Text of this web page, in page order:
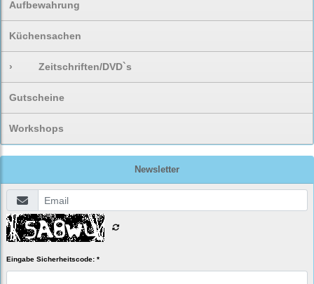
Aufbewahrung
Küchensachen
› Zeitschriften/DVD`s
Gutscheine
Workshops
Newsletter
Eingabe Sicherheitscode: *